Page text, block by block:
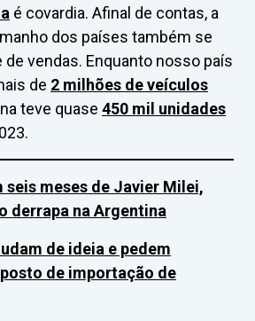
é covardia. Afinal de contas, a
dos países também se
vendas. Enquanto nosso país
de 2 milhões de veículos
teve quase 450 mil unidades
seis meses de Javier Milei,
derrapa na Argentina
de ideia e pedem
de importação de